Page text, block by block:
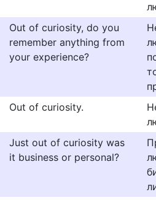
Out of curiosity, do you
remember anything from
your experience?
Out of curiosity.
Just out of curiosity was
it business or personal?